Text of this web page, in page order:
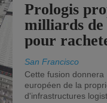
Prologis
milliards
pour
San Francisco
Cette fusion
européen de la
d'infrastructures